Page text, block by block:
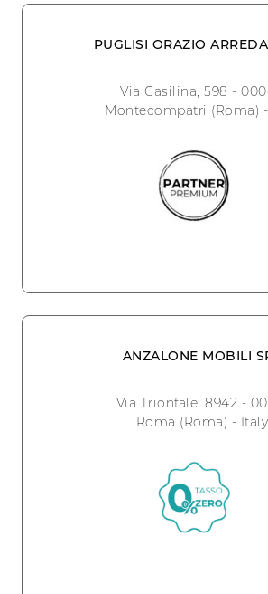
PUGLISI ORAZIO
Via Casilina, 598 -
Montecompatri (Roma)
ANZALONE MOBILI
Via Trionfale, 8942 -
Roma (Roma) - Italy